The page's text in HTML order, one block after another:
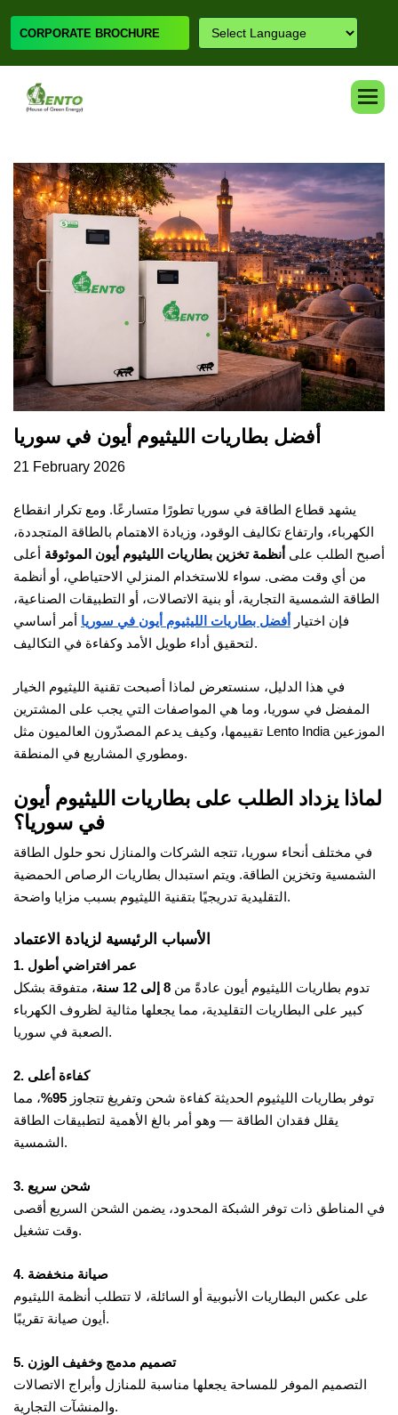
CORPORATE BROCHURE
أفضل بطاريات الليثيوم أيون في سوريا
21 February 2026
يشهد قطاع الطاقة في سوريا تطورًا متسارعًا. ومع تكرار انقطاع
الكهرباء، وارتفاع تكاليف الوقود، وزيادة الاهتمام بالطاقة المتجددة،
أصبح الطلب على أنظمة تخزين بطاريات الليثيوم أيون الموثوقة أعلى
من أي وقت مضى. سواء للاستخدام المنزلي الاحتياطي، أو أنظمة
الطاقة الشمسية التجارية، أو بنية الاتصالات، أو التطبيقات الصناعية،
فإن اختيار
أفضل بطاريات الليثيوم أيون في سوريا أمر أساسي
لتحقيق أداء طويل الأمد وكفاءة في التكاليف.
في هذا الدليل، سنستعرض لماذا أصبحت تقنية الليثيوم الخيار
المفضل في سوريا، وما هي المواصفات التي يجب على المشترين
تقييمها، وكيف يدعم المصدّرون العالميون مثل Lento India الموزعين
ومطوري المشاريع في المنطقة.
لماذا يزداد الطلب على بطاريات الليثيوم أيون
في سوريا؟
في مختلف أنحاء سوريا، تتجه الشركات والمنازل نحو حلول الطاقة
الشمسية وتخزين الطاقة. ويتم استبدال بطاريات الرصاص الحمضية
التقليدية تدريجيًا بتقنية الليثيوم بسبب مزايا واضحة.
الأسباب الرئيسية لزيادة الاعتماد
1. عمر افتراضي أطول
تدوم بطاريات الليثيوم أيون عادةً من 8 إلى 12 سنة
، متفوقة بشكل
كبير على البطاريات التقليدية، مما يجعلها مثالية لظروف الكهرباء
الصعبة في سوريا.
2. كفاءة أعلى
توفر بطاريات الليثيوم الحديثة كفاءة شحن وتفريغ تتجاوز 95%
، مما
يقلل فقدان الطاقة — وهو أمر بالغ الأهمية لتطبيقات الطاقة
الشمسية.
3. شحن سريع
في المناطق ذات توفر الشبكة المحدود، يضمن الشحن السريع أقصى
وقت تشغيل.
4. صيانة منخفضة
على عكس البطاريات الأنبوبية أو السائلة، لا تتطلب أنظمة الليثيوم
أيون صيانة تقريبًا.
5. تصميم مدمج وخفيف الوزن
التصميم الموفر للمساحة يجعلها مناسبة للمنازل وأبراج الاتصالات
والمنشآت التجارية.